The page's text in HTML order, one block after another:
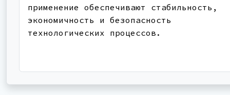
применение обеспечивают стабильность,
экономичность и безопасность
технологических процессов.